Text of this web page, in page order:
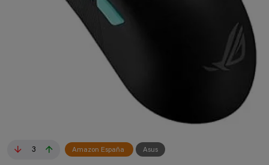
3 Amazon España Asus